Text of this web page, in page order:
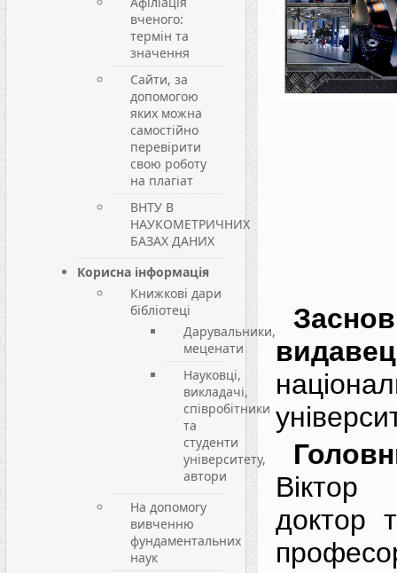
вченого:
термін та
значення
Сайти, за
допомогою
яких можна
самостійно
перевірити
свою роботу
на плагіат
ВНТУ В
НАУКОМЕТРИЧНИХ
БАЗАХ ДАНИХ
Корисна інформація
Книжкові дари
бібліотеці
Дарувальники,
меценати
Науковці,
викладачі,
співробітники
та
студенти
університету,
автори
На допомогу
вивченню
фундаментальних
наук
доктор